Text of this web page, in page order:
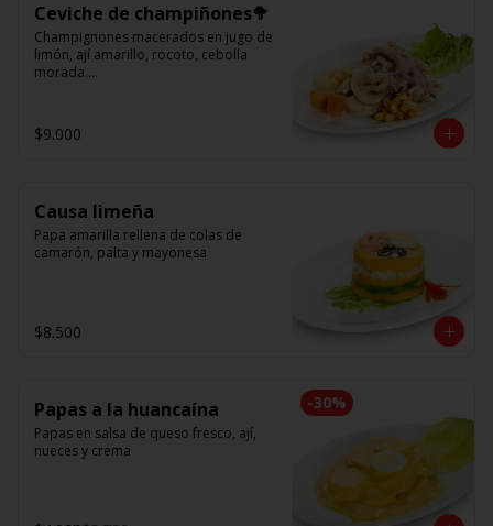
Ceviche de champiñones🥦
Champignones macerados en jugo de
limón, ají amarillo, rocoto, cebolla
morada.
$9.000
Causa limeña
Papa amarilla rellena de colas de
camarón, palta y mayonesa
$8.500
-30%
Papas a la huancaína
Papas en salsa de queso fresco, ají,
nueces y crema